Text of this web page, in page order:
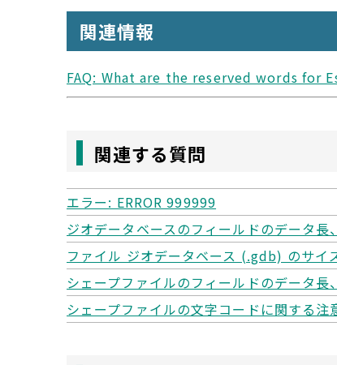
関連情報
FAQ: What are the reserved words for
関連する質問
エラー: ERROR 999999
ジオデータベースのフィールドのデータ
ファイル ジオデータベース (.gdb) のサイ
シェープファイルのフィールドのデータ
シェープファイルの文字コードに関する注